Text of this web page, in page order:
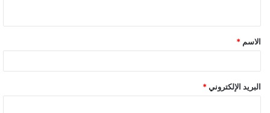
الاسم *
البريد الإلكتروني *